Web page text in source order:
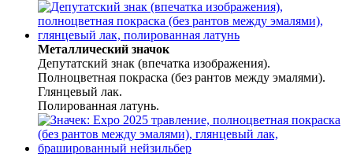
Металлический значок
Депутатский знак (впечатка изображения).
Полноцветная покраска (без рантов между эмалями).
Глянцевый лак.
Полированная латунь.